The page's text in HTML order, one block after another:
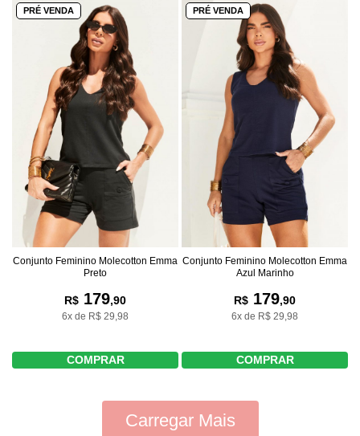
PRÉ VENDA
Conjunto Feminino Molecotton Emma
Preto
R$ 179,90
6x de R$ 29,98
COMPRAR
PRÉ VENDA
Conjunto Feminino Molecotton Emma
Azul Marinho
R$ 179,90
6x de R$ 29,98
COMPRAR
Carregar Mais